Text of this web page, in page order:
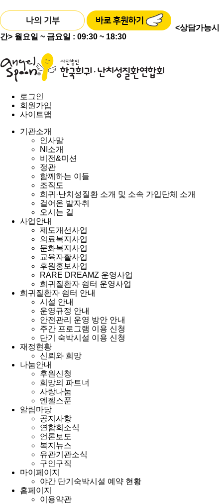
<상담가능시
간> 월요일 ~ 금요일 : 09:30 ~ 18:30
로그인
회원가입
사이트맵
기관소개
인사말
NI소개
비전&미션
정관
함께하는 이들
조직도
희귀·난치성질환 소개 및 소속 가입단체 소개
걸어온 발자취
오시는 길
사업안내
제도개선사업
의료복지사업
문화복지사업
교육자활사업
후원홍보사업
RARE DREAMZ 운영사업
희귀질환자 쉼터 운영사업
희귀질환자 쉼터 안내
시설 안내
운영규정 안내
안전관리 운영 방안 안내
주간 프로그램 이용 신청
단기 숙박시설 이용 신청
재정현황
신뢰와 희망
나눔안내
후원신청
희망의 파트너
사랑나눔
엔젤스푼
알림마당
공지사항
연합회소식
언론보도
복지뉴스
유관기관소식
구인구직
마이페이지
야간 단기숙박시설 예약 현황
홈페이지
이용약관